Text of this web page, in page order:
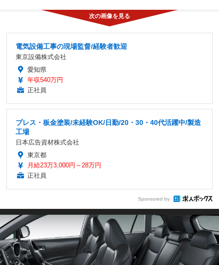
電気設備工事の現場監督/経験者歓迎
東京設備株式会社
愛知県
年収540万円
正社員
プレス・板金塗装/未経験OK/日勤/20・30・40代活躍中/製造
工場
日本広告資材株式会社
東京都
月給23万3,000円～28万円
正社員
Sponsored by